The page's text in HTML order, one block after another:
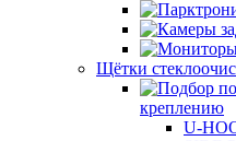
Щётки
креплению
U-